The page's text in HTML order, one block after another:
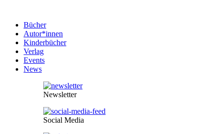
Bücher
Autor*innen
Kinderbücher
Verlag
Events
News
Newsletter
Social Media